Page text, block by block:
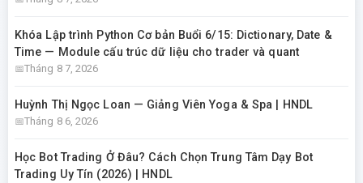
Khóa Lập trình Python Cơ bản Buổi 6/15: Dictionary, Date &
Time — Module cấu trúc dữ liệu cho trader và quant
Tháng 8 7, 2026
Huỳnh Thị Ngọc Loan — Giảng Viên Yoga & Spa | HNDL
Tháng 8 6, 2026
Học Bot Trading Ở Đâu? Cách Chọn Trung Tâm Dạy Bot
Trading Uy Tín (2026) | HNDL